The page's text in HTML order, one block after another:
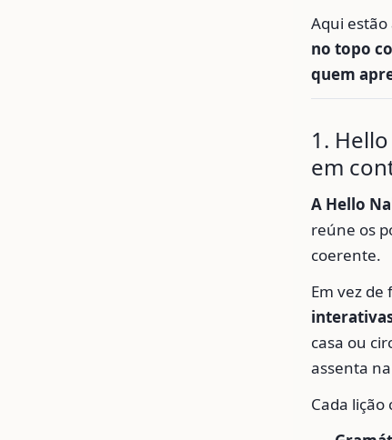
Aqui
no topo
quem
1.
em
A Hello
reúne os
coerente.
Em vez
casa ou
assenta
Cada lição